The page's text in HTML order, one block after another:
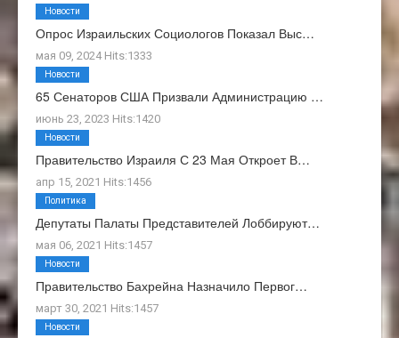
Опрос Израильских Социологов Показал Выс…
мая 09, 2024 Hits:1333
Новости
65 Сенаторов США Призвали Администрацию …
июнь 23, 2023 Hits:1420
Новости
Правительство Израиля С 23 Мая Откроет В…
апр 15, 2021 Hits:1456
Новости
Депутаты Палаты Представителей Лоббируют…
мая 06, 2021 Hits:1457
Политика
Правительство Бахрейна Назначило Первог…
март 30, 2021 Hits:1457
Новости
Новости